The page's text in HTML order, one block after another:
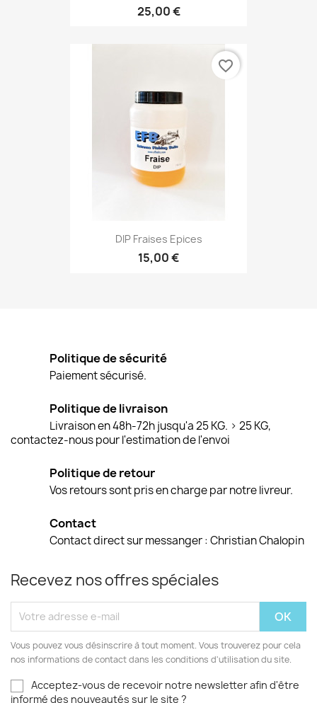
25,00 €
DIP Fraises Epices
15,00 €
favorite_border
Politique de sécurité
Paiement sécurisé.
Politique de livraison
Livraison en 48h-72h jusqu'a 25 KG. > 25 KG,
contactez-nous pour l'estimation de l'envoi
Politique de retour
Vos retours sont pris en charge par notre livreur.
Contact
Contact direct sur messanger : Christian Chalopin
Recevez nos offres spéciales
Vous pouvez vous désinscrire à tout moment. Vous trouverez pour cela
nos informations de contact dans les conditions d'utilisation du site.
Acceptez-vous de recevoir notre newsletter afin d'être
informé des nouveautés sur le site ?